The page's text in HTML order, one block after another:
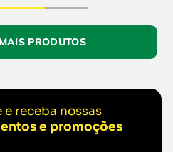
receba nossas
e promoções